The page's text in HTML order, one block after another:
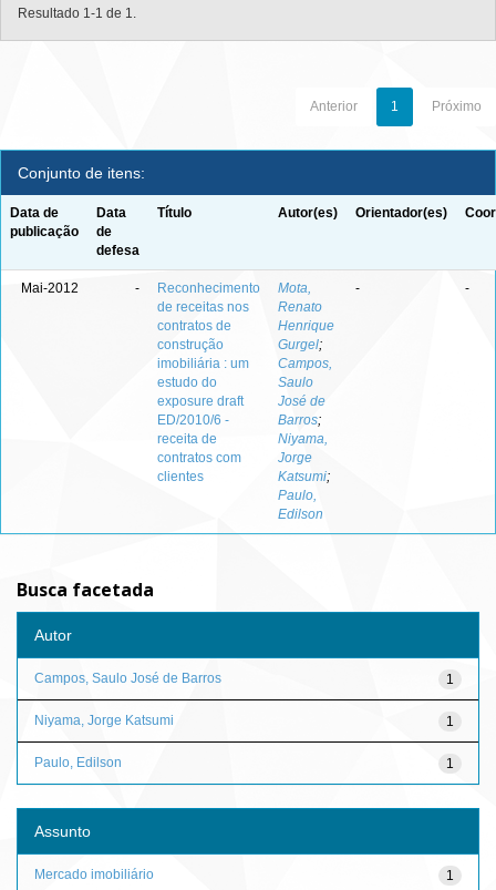
Resultado 1-1 de 1.
Anterior 1 Próximo
Conjunto de itens:
Data de
publicação
Data
de
defesa
Título Autor(es) Orientador(es)
Mai-2012 -
Reconhecimento
de receitas nos
contratos de
construção
imobiliária : um
estudo do
exposure draft
ED/2010/6 -
receita de
contratos com
clientes
Mota,
Renato
Henrique
Gurgel;
Campos,
Saulo
José de
Barros;
Niyama,
Jorge
Katsumi;
Paulo,
Edilson
- -
Busca facetada
Autor
1
Campos, Saulo José de Barros
1
Niyama, Jorge Katsumi
1
Paulo, Edilson
Assunto
1
Mercado imobiliário